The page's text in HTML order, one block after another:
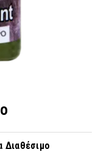
Διαθέσιμο